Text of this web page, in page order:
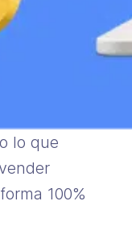
lo que
100%